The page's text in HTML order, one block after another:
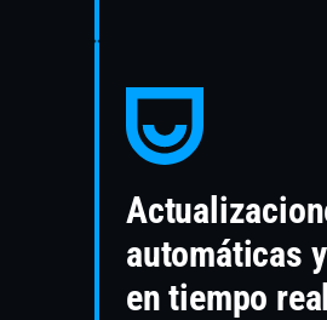
automáticas y
en tiempo